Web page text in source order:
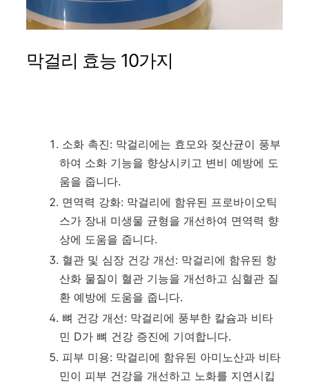
막걸리 효능 10가지
소화 촉진: 막걸리에는 효모와 젖산균이 풍부
하여 소화 기능을 향상시키고 변비 예방에 도
움을 줍니다.
면역력 강화: 막걸리에 함유된 프로바이오틱
스가 장내 미생물 균형을 개선하여 면역력 향
상에 도움을 줍니다.
혈관 및 심장 건강 개선: 막걸리에 함유된 항
산화 물질이 혈관 기능을 개선하고 심혈관 질
환 예방에 도움을 줍니다.
뼈 건강 개선: 막걸리에 풍부한 칼슘과 비타
민 D가 뼈 건강 증진에 기여합니다.
피부 미용: 막걸리에 함유된 아미노산과 비타
민이 피부 건강을 개선하고 노화를 지연시킵